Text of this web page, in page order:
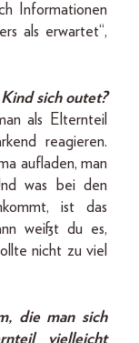
Informationen
als erwartet“,
sich outet?
als Elternteil
reagieren.
aufladen, man
was bei den
ist das
weißt du es,
nicht zu viel
die man sich
vielleicht